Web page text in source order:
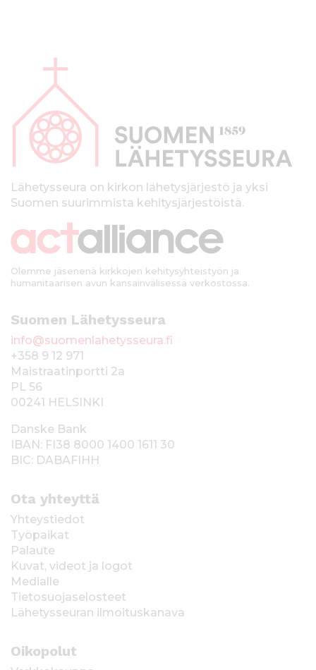
p
kLähetysseura on kirkon lähetysjärjestö ja yksi
Suomen suurimmista kehitysjärjestöistä.
Olemme jäsenenä kirkkojen kehitysyhteistyön ja
humanitaarisen avun kansainvälisessä verkostossa.
Suomen Lähetysseura
info@suomenlahetysseura.fi
+358 9 12 971
Maistraatinportti 2a
PL 56
00241 HELSINKI
Danske Bank
IBAN: FI38 8000 1400 1611 30
BIC: DABAFIHH
Ota yhteyttä
Yhteystiedot
Työpaikat
Palaute
Kuvat, videot ja logot
Medialle
Tietosuojaselosteet
Lähetysseuran ilmoituskanava
Oikopolut